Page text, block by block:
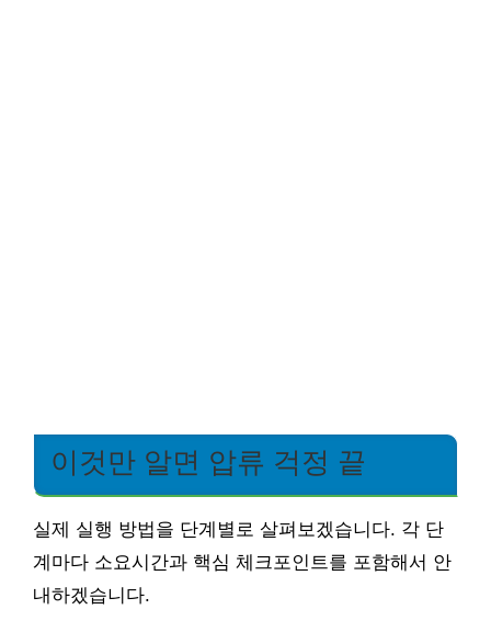
이것만 알면 압류 걱정 끝
실제 실행 방법을 단계별로 살펴보겠습니다. 각 단
계마다 소요시간과 핵심 체크포인트를 포함해서 안
내하겠습니다.